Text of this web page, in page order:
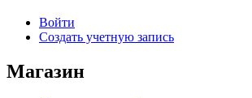
Войти
Создать учетную запись
Магазин